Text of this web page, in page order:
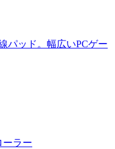
パッド。幅広いPCゲー
ーラー